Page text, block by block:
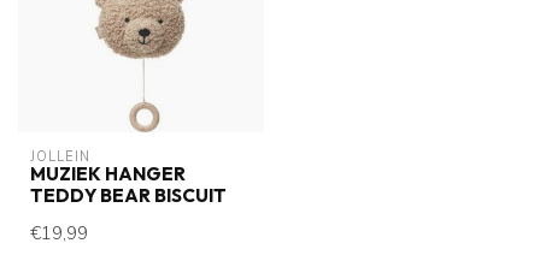
JOLLEIN
MUZIEK HANGER
TEDDY BEAR BISCUIT
€19,99